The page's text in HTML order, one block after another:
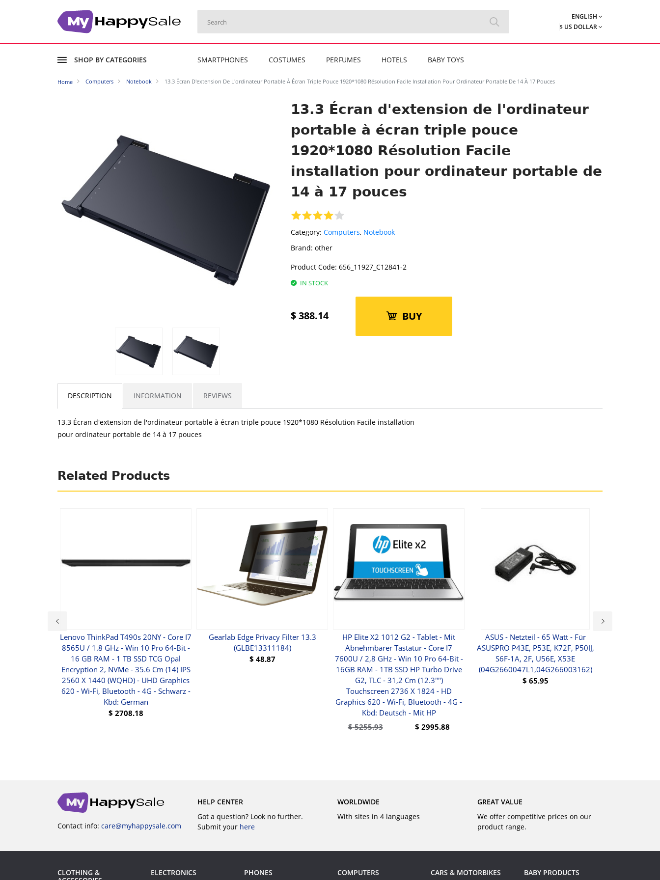
ENGLISH
$ US DOLLAR
SHOP BY CATEGORIES SMARTPHONES COSTUMES PERFUMES HOTELS BABY TOYS
Home Computers Notebook 13.3 Écran D'extension De L'ordinateur Portable À Écran Triple Pouce 1920*1080 Résolution Facile Installation Pour Ordinateur Portable De 14 À 17 Pouces
13.3 Écran d'extension de l'ordinateur
portable à écran triple pouce
1920*1080 Résolution Facile
installation pour ordinateur portable de
14 à 17 pouces
Category: Computers, Notebook
Brand: other
Product Code: 656_11927_C12841-2
IN STOCK
$388.14 BUY
DESCRIPTION INFORMATION REVIEWS
13.3 Écran d'extension de l'ordinateur portable à écran triple pouce 1920*1080 Résolution Facile installation
pour ordinateur portable de 14 à 17 pouces
Related Products
Lenovo ThinkPad T490s 20NY - Core I7
8565U / 1.8 GHz - Win 10 Pro 64-Bit -
16 GB RAM - 1 TB SSD TCG Opal
Encryption 2, NVMe - 35.6 Cm (14) IPS
2560 X 1440 (WQHD) - UHD Graphics
620 - Wi-Fi, Bluetooth - 4G - Schwarz -
Kbd: German
$ 2708.18
Gearlab Edge Privacy Filter 13.3
(GLBE13311184)
$ 48.87
HP Elite X2 1012 G2 - Tablet - Mit
Abnehmbarer Tastatur - Core I7
7600U / 2,8 GHz - Win 10 Pro 64-Bit -
16GB RAM - 1TB SSD HP Turbo Drive
G2, TLC - 31,2 Cm (12.3"")
Touchscreen 2736 X 1824 - HD
Graphics 620 - Wi-Fi, Bluetooth - 4G -
Kbd: Deutsch - Mit HP
$5255.93 $ 2995.88
ASUS - Netzteil - 65 Watt - Für
ASUSPRO P43E, P53E, K72F, P50IJ,
S6F-1A, 2F, U56E, X53E
(04G2660047L1,04G266003162)
$ 65.95
Contact info: care@myhappysale.com
HELP CENTER
Got a question? Look no further.
Submit your here
WORLDWIDE
With sites in 4 languages
GREAT VALUE
We offer competitive prices on our
product range.
CLOTHING &
ELECTRONICS PHONES COMPUTERS CARS & MOTORBIKES BABY PRODUCTS